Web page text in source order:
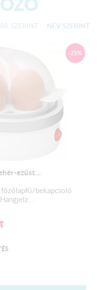
ÁR SZERINT NÉV SZERINT
-25%
ezüst...
főzőlapKi/bekapcsoló